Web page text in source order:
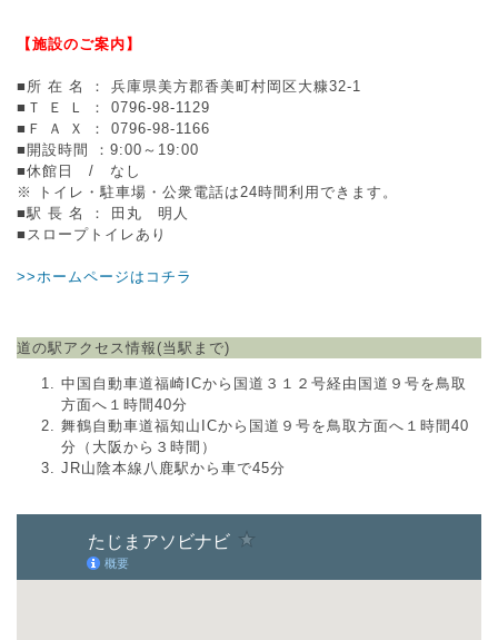
【施設のご案内】
■所 在 名 ： 兵庫県美方郡香美町村岡区大糠32-1
■Ｔ Ｅ Ｌ ： 0796-98-1129
■Ｆ Ａ Ｘ ： 0796-98-1166
■開設時間 ：9:00～19:00
■休館日 / なし
※ トイレ・駐車場・公衆電話は24時間利用できます。
■駅 長 名 ： 田丸 明人
■スロープトイレあり
>>ホームページはコチラ
道の駅アクセス情報(当駅まで)
中国自動車道福崎ICから国道３１２号経由国道９号を鳥取
方面へ１時間40分
舞鶴自動車道福知山ICから国道９号を鳥取方面へ１時間40
分（大阪から３時間）
JR山陰本線八鹿駅から車で45分